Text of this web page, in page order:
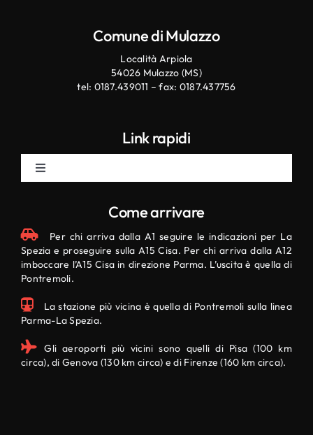
Comune di Mulazzo
Località Arpiola
54026 Mulazzo (MS)
tel: 0187.439011 – fax: 0187.437756
Link rapidi
Toggle
Manifestazioni
Segnala un evento
Come arrivare
Per chi arriva dalla A1 seguire le indicazioni per La
Spezia e proseguire sulla A15 Cisa. Per chi arriva dalla A12
imboccare l’A15 Cisa in direzione Parma. L’uscita è quella di
Pontremoli.
La stazione più vicina è quella di Pontremoli sulla linea
Parma-La Spezia.
Gli aeroporti più vicini sono quelli di Pisa (100 km
circa), di Genova (130 km circa) e di Firenze (160 km circa).